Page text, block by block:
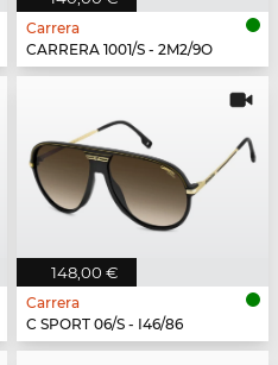
Carrera
CARRERA 1001/S - 2M2/9O
148,00 €
Carrera
C SPORT 06/S - I46/86